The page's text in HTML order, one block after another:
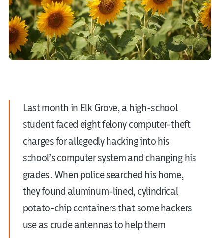
Last month in Elk Grove, a high-school
student faced eight felony computer-theft
charges for allegedly hacking into his
school’s computer system and changing his
grades. When police searched his home,
they found aluminum-lined, cylindrical
potato-chip containers that some hackers
use as crude antennas to help them